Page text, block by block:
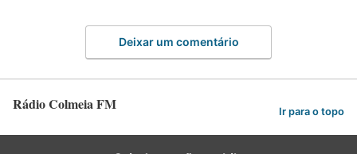
Deixar um comentário
Rádio Colmeia FM Ir para o topo